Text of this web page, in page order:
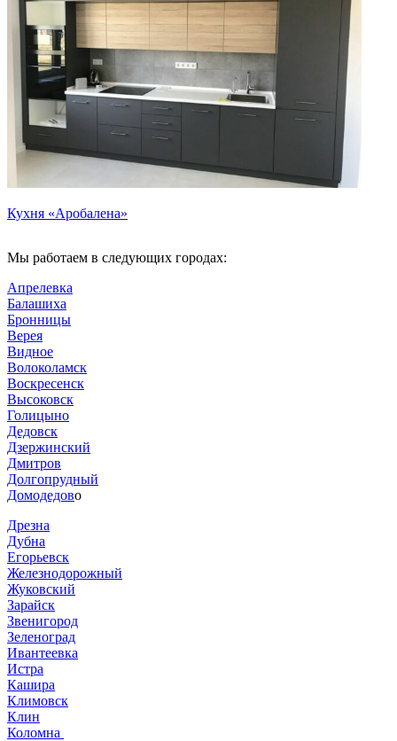
Кухня «Аробалена»
Мы работаем в следующих городах:
Апрелевка
Балашиха
Бронницы
Верея
Видное
Волоколамск
Воскресенск
Высоковск
Голицыно
Дедовск
Дзержинский
Дмитров
Долгопрудный
Домодедово
Дрезна
Дубна
Егорьевск
Железнодорожный
Жуковский
Зарайск
Звенигород
Зеленоград
Ивантеевка
Истра
Кашира
Климовск
Клин
Коломна